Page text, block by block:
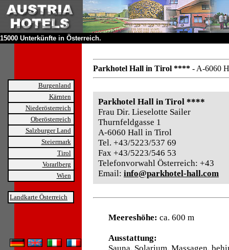
15000 Unterkünfte in Österreich.
Burgenland
Kärnten
Niederösterreich
Oberösterreich
Salzburger Land
Steiermark
Tirol
Vorarlberg
Wien
Landkarte Österreich
Parkhotel Hall in Tirol **** - A-6060
Parkhotel Hall in Tirol ****
Frau Dir. Lieselotte Sailer
Thurnfeldgasse 1
A-6060 Hall in Tirol
Tel. +43/5223/537 69
Fax +43/5223/546 53
Telefonvorwahl Österreich: +43
Email: info@parkhotel-hall.com
Meereshöhe: ca. 600 m
Ausstattung: